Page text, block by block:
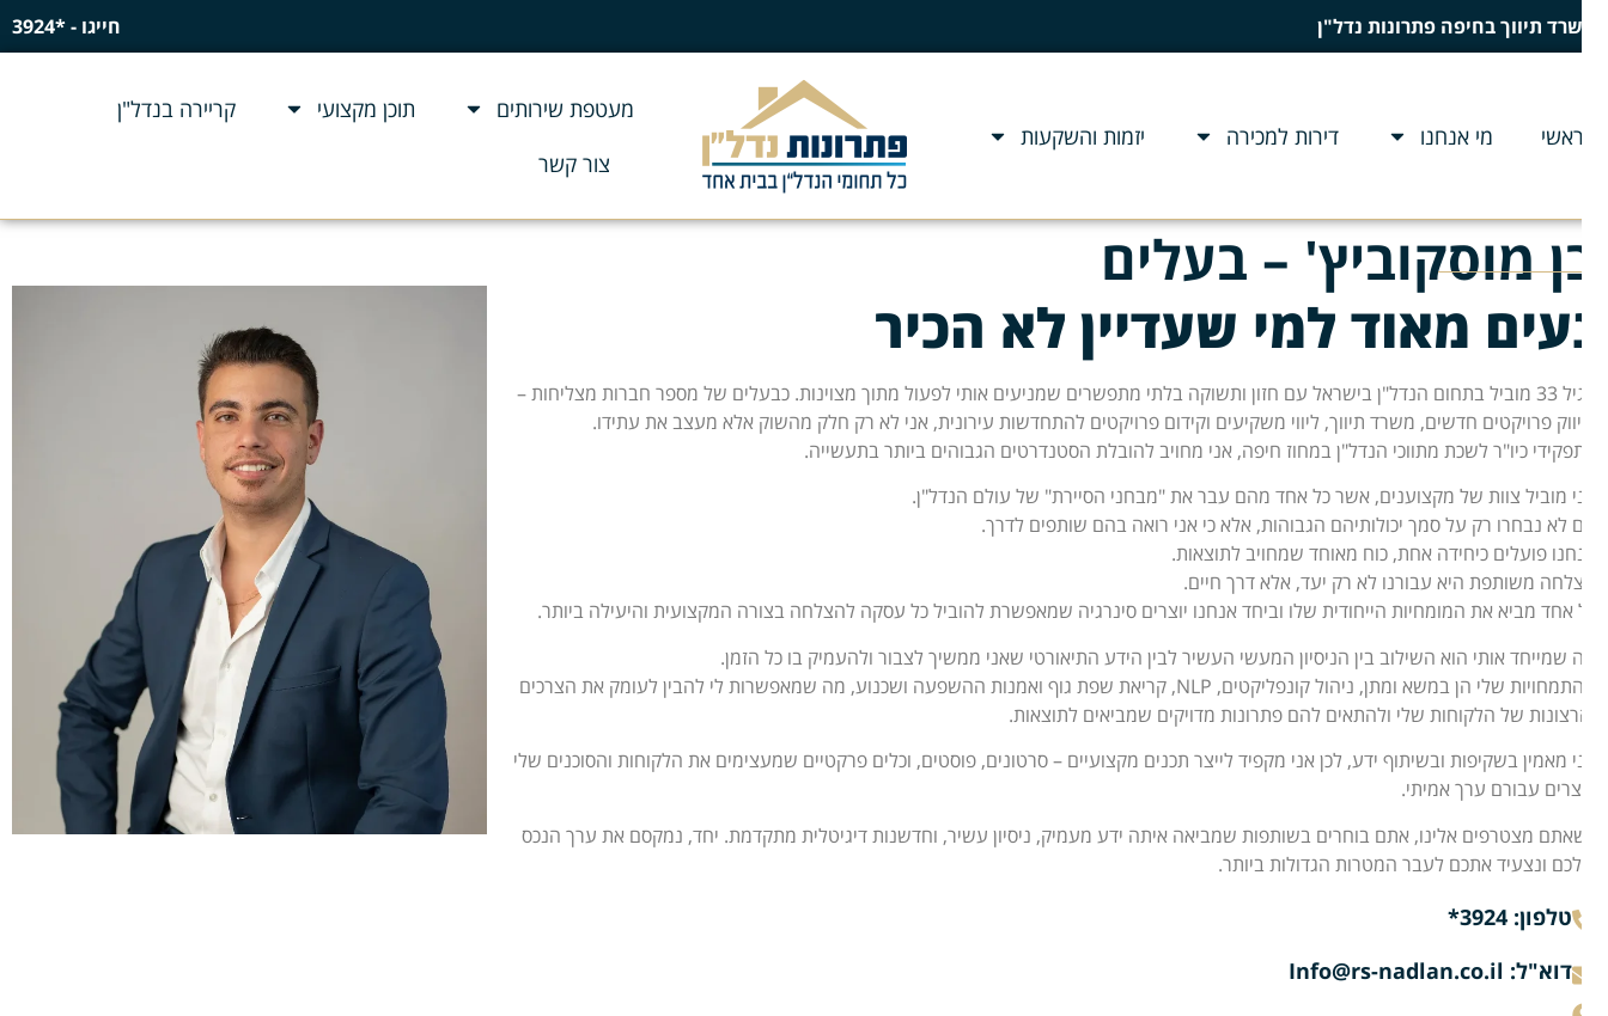
תיווך בחיפה פתרונות נדל"ן חייגו - *3924
מי אנחנו דירות למכירה יזמות והשקעות
מעטפת שירותים תוכן מקצועי
קריירה בנדל"ן
צור קשר
מוסקוביץ' – בעלים
מאוד למי שעדיין לא הכיר
בגיל 33 מוביל בתחום הנדל"ן בישראל עם חזון ותשוקה בלתי מתפשרים שמניעים אותי לפעול מתוך מצוינות. כבעלים של מספר חברות מצליחות –
פרויקטים חדשים, משרד תיווך, ליווי משקיעים וקידום פרויקטים להתחדשות עירונית, אני לא רק חלק מהשוק אלא מעצב את עתידו.
כיו"ר לשכת מתווכי הנדל"ן במחוז חיפה, אני מחויב להובלת הסטנדרטים הגבוהים ביותר בתעשייה.
מוביל צוות של מקצוענים, אשר כל אחד מהם עבר את "מבחני הסיירת" של עולם הנדל"ן.
לא נבחרו רק על סמך יכולותיהם הגבוהות, אלא כי אני רואה בהם שותפים לדרך.
פועלים כיחידה אחת, כוח מאוחד שמחויב לתוצאות.
משותפת היא עבורנו לא רק יעד, אלא דרך חיים.
אחד מביא את המומחיות הייחודית שלו וביחד אנחנו יוצרים סינרגיה שמאפשרת להוביל כל עסקה להצלחה בצורה המקצועית והיעילה ביותר.
שמייחד אותי הוא השילוב בין הניסיון המעשי העשיר לבין הידע התיאורטי שאני ממשיך לצבור ולהעמיק בו כל הזמן.
ההתמחויות שלי הן במשא ומתן, ניהול קונפליקטים, NLP, קריאת שפת גוף ואמנות ההשפעה ושכנוע, מה שמאפשרות לי להבין לעומק את הצרכים
של הלקוחות שלי ולהתאים להם פתרונות מדויקים שמביאים לתוצאות.
מאמין בשקיפות ובשיתוף ידע, לכן אני מקפיד לייצר תכנים מקצועיים – סרטונים, פוסטים, וכלים פרקטיים שמעצימים את הלקוחות והסוכנים שלי
עבורם ערך אמיתי.
מצטרפים אלינו, אתם בוחרים בשותפות שמביאה איתה ידע מעמיק, ניסיון עשיר, וחדשנות דיגיטלית מתקדמת. יחד, נמקסם את ערך הנכס
ונצעיד אתכם לעבר המטרות הגדולות ביותר.
טלפון: 3924*
דוא"ל: Info@rs-nadlan.co.il